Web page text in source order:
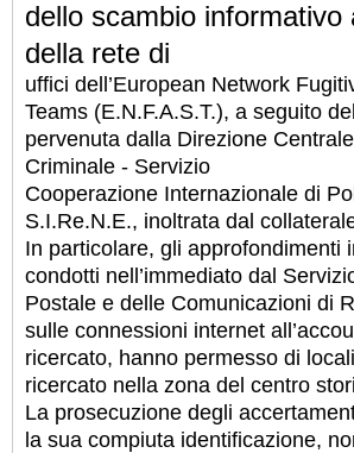
dello scambio informativo
della rete di
uffici dell’European Network
Teams (E.N.F.A.S.T.), a seguito
pervenuta dalla Direzione
Criminale - Servizio
Cooperazione Internazionale di
S.I.Re.N.E., inoltrata dal
In particolare, gli approfondimenti
condotti nell’immediato dal
Postale e delle Comunicazioni di
sulle connessioni internet
ricercato, hanno permesso di
ricercato nella zona del centro
La prosecuzione degli
la sua compiuta identificazione,